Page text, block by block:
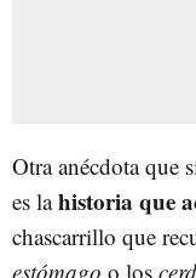
Otra anécdota que
es lahistoria que
chascarrillo que
estómago o los